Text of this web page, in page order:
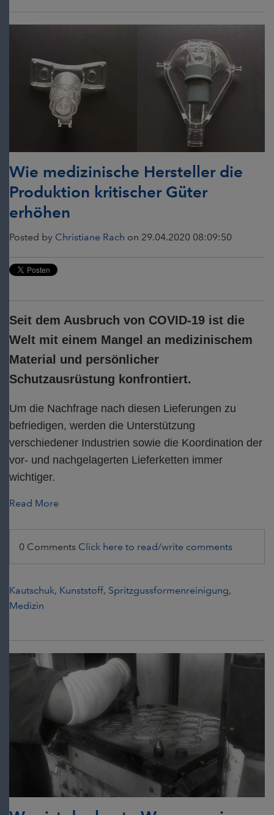
Wie medizinische Hersteller die
Produktion kritischer Güter
erhöhen
Posted by Christiane Rach on 29.04.2020 08:09:50
Seit dem Ausbruch von COVID-19 ist die
Welt mit einem Mangel an medizinischem
Material und persönlicher
Schutzausrüstung konfrontiert.
Um die Nachfrage nach diesen Lieferungen zu
befriedigen, werden die Unterstützung
verschiedener Industrien sowie die Koordination der
vor- und nachgelagerten Lieferketten immer
wichtiger.
Read More
0 Comments Click here to read/write comments
Kautschuk, Kunststoff, Spritzgussformenreinigung,
Medizin